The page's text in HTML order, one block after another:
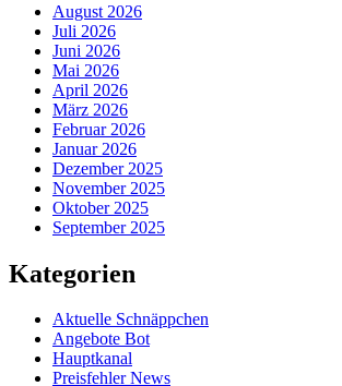
August 2026
Juli 2026
Juni 2026
Mai 2026
April 2026
März 2026
Februar 2026
Januar 2026
Dezember 2025
November 2025
Oktober 2025
September 2025
Kategorien
Aktuelle Schnäppchen
Angebote Bot
Hauptkanal
Preisfehler News